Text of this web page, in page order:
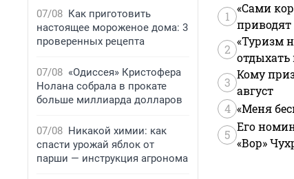
07/08 Как приготовить
настоящее мороженое дома: 3
проверенных рецепта
07/08 «Одиссея» Кристофера
Нолана собрала в прокате
больше миллиарда долларов
07/08 Никакой химии: как
спасти урожай яблок от
парши — инструкция агронома
1
«Сами
2
«Туризм
отдыхать
3
Кому
август
4 «Меня
5
Его
«Вор»